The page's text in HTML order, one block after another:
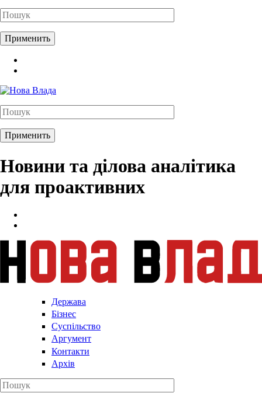
Новини та ділова аналітика
для проактивних
Держава
Бізнес
Суспільство
Аргумент
Контакти
Архів